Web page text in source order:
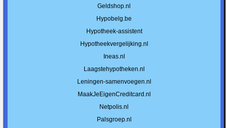
Geldshop.nl
Hypobelg.be
Hypotheek-assistent
Hypotheekvergelijking.nl
Ineas.nl
Laagstehypotheken.nl
Leningen-samenvoegen.nl
MaakJeEigenCreditcard.nl
Netpolis.nl
Palsgroep.nl